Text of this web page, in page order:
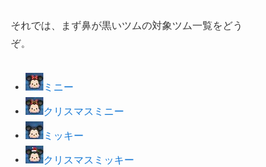
それでは、まず鼻が黒いツムの対象ツム一覧をどう
ぞ。
ミニー
クリスマスミニー
ミッキー
クリスマスミッキー